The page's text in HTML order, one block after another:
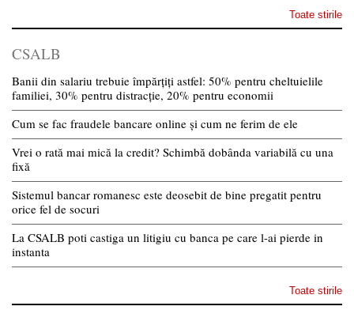
Toate stirile
CSALB
Banii din salariu trebuie împărțiți astfel: 50% pentru cheltuielile
familiei, 30% pentru distracție, 20% pentru economii
Cum se fac fraudele bancare online și cum ne ferim de ele
Vrei o rată mai mică la credit? Schimbă dobânda variabilă cu una
fixă
Sistemul bancar romanesc este deosebit de bine pregatit pentru
orice fel de socuri
La CSALB poti castiga un litigiu cu banca pe care l-ai pierde in
instanta
Toate stirile